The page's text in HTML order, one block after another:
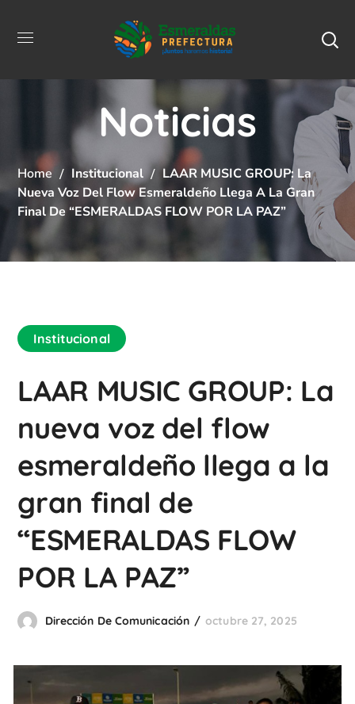
Noticias
Home Institucional
LAAR MUSIC GROUP: La
Nueva Voz Del Flow Esmeraldeño Llega A La Gran
Final De “ESMERALDAS FLOW POR LA PAZ”
Institucional
LAAR MUSIC GROUP: La
nueva voz del flow
esmeraldeño llega a la
gran final de
“ESMERALDAS FLOW
POR LA PAZ”
Dirección De Comunicación octubre 27, 2025